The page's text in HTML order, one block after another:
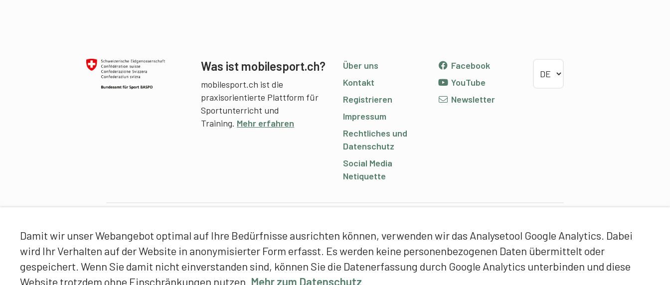
Damit wir unser Webangebot optimal auf Ihre Bedürfnisse ausrichten können, verwenden wir das Analysetool Google Analytics. Dabei
wird Ihr Verhalten auf der Website in anonymisierter Form erfasst. Es werden keine personenbezogenen Daten übermittelt oder
gespeichert. Wenn Sie damit nicht einverstanden sind, können Sie die Datenerfassung durch Google Analytics unterbinden und diese
Website trotzdem ohne Einschränkungen nutzen. Mehr zum Datenschutz
Was ist mobilesport.ch?
mobilesport.ch ist die
praxisorientierte Plattform für
Sportunterricht und
Training. Mehr erfahren
Über uns
Kontakt
Registrieren
Impressum
Rechtliches und
Datenschutz
Social Media
Netiquette
Facebook
YouTube
Newsletter
Eidgenössische Hochschule
für Sport Magglingen EHSM
Trainerbildung Schweiz